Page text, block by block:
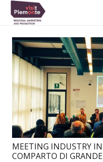
MEETING INDUSTRY
COMPARTO DI